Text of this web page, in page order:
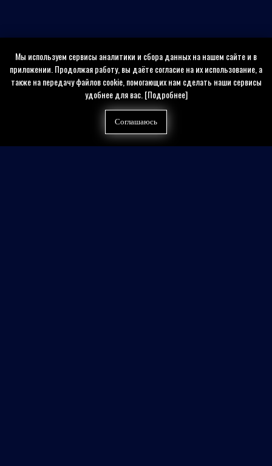
Мы используем сервисы аналитики и сбора данных на нашем сайте и в
приложении. Продолжая работу, вы даёте согласие на их использование, а
также на передачу файлов cookie, помогающих нам сделать наши сервисы
удобнее для вас.[Подробнее]
Соглашаюсь